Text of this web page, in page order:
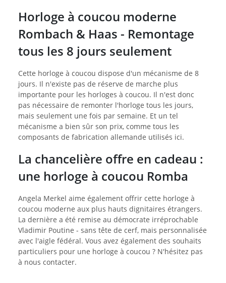
Horloge à coucou moderne
Rombach & Haas - Remontage
tous les 8 jours seulement
Cette horloge à coucou dispose d'un mécanisme de 8
jours. Il n'existe pas de réserve de marche plus
importante pour les horloges à coucou. Il n'est donc
pas nécessaire de remonter l'horloge tous les jours,
mais seulement une fois par semaine. Et un tel
mécanisme a bien sûr son prix, comme tous les
composants de fabrication allemande utilisés ici.
La chancelière offre en cadeau :
une horloge à coucou Romba
Angela Merkel aime également offrir cette horloge à
coucou moderne aux plus hauts dignitaires étrangers.
La dernière a été remise au démocrate irréprochable
Vladimir Poutine - sans tête de cerf, mais personnalisée
avec l'aigle fédéral. Vous avez également des souhaits
particuliers pour une horloge à coucou ? N'hésitez pas
à nous contacter.